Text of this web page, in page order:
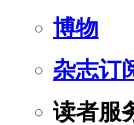
博物
杂志订
读者服